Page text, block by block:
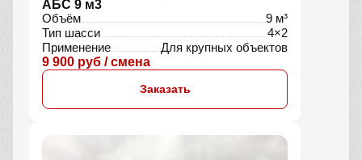
АБС 9 м3
Объём
9 м³
Тип шасси
4×2
Применение
Для крупных объектов
9 900 руб / смена
Заказать